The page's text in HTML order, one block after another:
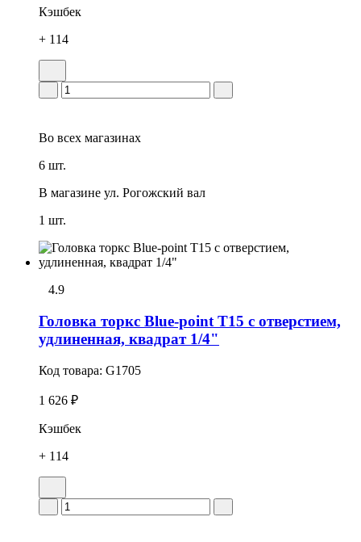
Кэшбек
+ 114
Во всех магазинах
6 шт.
В магазине ул. Рогожский вал
1 шт.
4.9
Головка тоpкс Blue-point T15 с отверстием,
удлиненная, квадрат 1/4"
Код товара: G1705
1 626 ₽
Кэшбек
+ 114